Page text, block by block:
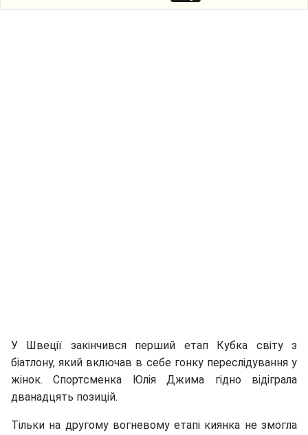
У Швеції закінчився перший етап Кубка світу з
біатлону, який включав в себе гонку переслідування у
жінок. Спортсменка Юлія Джима гідно відіграла
дванадцять позицій.
Тільки на другому вогневому етапі киянка не змогла